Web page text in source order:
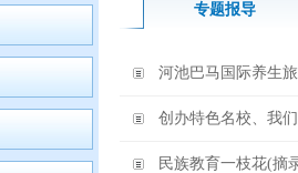
专题报导
河池巴马国际养生
创办特色名校、我
民族教育一枝花(摘